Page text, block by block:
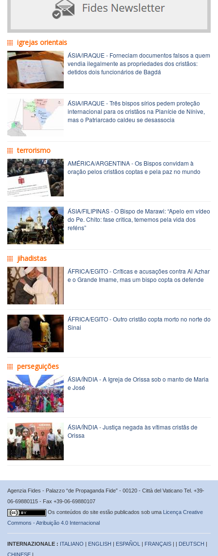
igrejas orientais
ÁSIA/IRAQUE - Forneciam documentos falsos a quem
vendia ilegalmente as propriedades dos cristãos:
detidos dois funcionários de Bagdá
ÁSIA/IRAQUE - Três bispos sírios pedem proteção
internacional para os cristãos na Planície de Nínive,
mas o Patriarcado caldeu se desassocia
terrorismo
AMÉRICA/ARGENTINA - Os Bispos convidam à
oração pelos cristãos coptas e pela paz no mundo
ÁSIA/FILIPINAS - O Bispo de Marawi: “Apelo em vídeo
do Pe. Chito: fase critica, tememos pela vida dos
reféns”
jihadistas
ÁFRICA/EGITO - Críticas e acusações contra Al Azhar
e o Grande Imame, mas um bispo copta os defende
ÁFRICA/EGITO - Outro cristão copta morto no norte do
Sinai
perseguições
ÁSIA/ÍNDIA - A Igreja de Orissa sob o manto de Maria
e José
ÁSIA/ÍNDIA - Justiça negada às vítimas cristãs de
Orissa
Agenzia Fides - Palazzo “de Propaganda Fide” - 00120 - Città del Vaticano Tel. +39-
06-69880115 - Fax +39-06-69880107
Os conteúdos do site estão publicados sob uma Licença Creative
Commons - Atribuição 4.0 Internacional
INTERNAZIONALE : ITALIANO | ENGLISH | ESPAÑOL | FRANÇAIS | | DEUTSCH |
CHINESE |